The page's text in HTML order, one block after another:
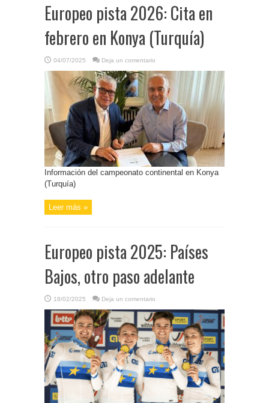
Europeo pista 2026: Cita en
febrero en Konya (Turquía)
04/07/2025 Deja un comentario
Información del campeonato continental en Konya
(Turquía)
Leer más »
Europeo pista 2025: Países
Bajos, otro paso adelante
18/02/2025 Deja un comentario